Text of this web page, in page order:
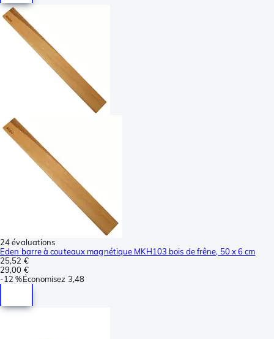
24 évaluations
Eden barre à couteaux magnétique MKH103 bois de frêne, 50 x 6 cm
25,52 €
29,00 €
-12 %Économisez 3,48